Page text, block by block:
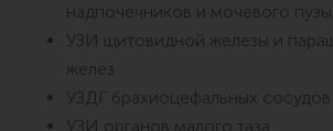
надпочечников и мочевого
УЗИ щитовидной железы и
желез
УЗДГ брахиоцефальных сосудов
УЗИ органов малого таза